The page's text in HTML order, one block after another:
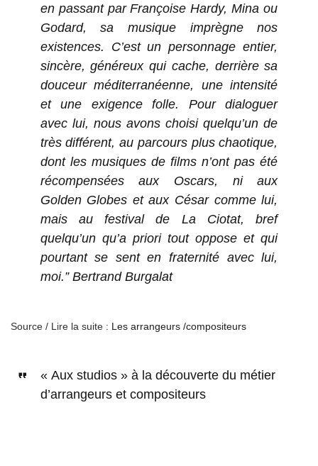
en passant par Françoise Hardy, Mina ou
Godard, sa musique imprègne nos
existences. C’est un personnage entier,
sincère, généreux qui cache, derrière sa
douceur méditerranéenne, une intensité
et une exigence folle. Pour dialoguer
avec lui, nous avons choisi quelqu’un de
très différent, au parcours plus chaotique,
dont les musiques de films n’ont pas été
récompensées aux Oscars, ni aux
Golden Globes et aux César comme lui,
mais au festival de La Ciotat, bref
quelqu’un qu’a priori tout oppose et qui
pourtant se sent en fraternité avec lui,
moi.” Bertrand Burgalat
Source / Lire la suite : Les arrangeurs /compositeurs
« Aux studios » à la découverte du métier
d’arrangeurs et compositeurs